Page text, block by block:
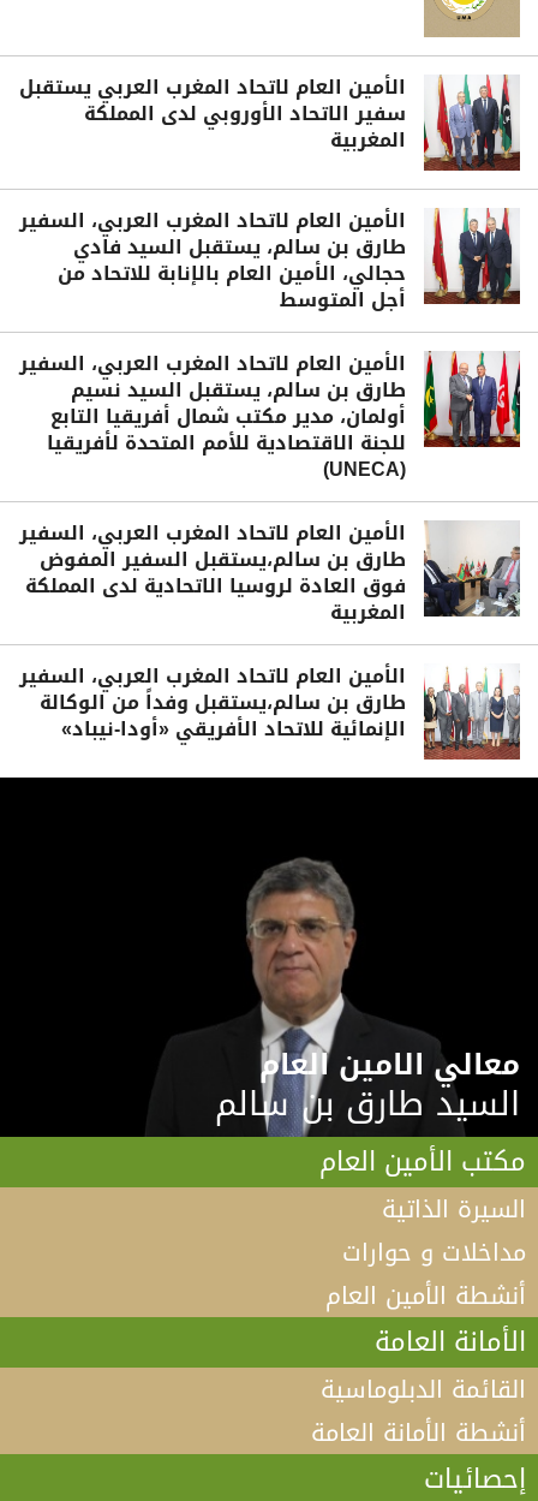
الأمين العام لاتحاد المغرب العربي يستقبل
سفير الاتحاد الأوروبي لدى المملكة
المغربية
الأمين العام لاتحاد المغرب العربي، السفير
طارق بن سالم، يستقبل السيد فادي
حجالي، الأمين العام بالإنابة للاتحاد من
أجل المتوسط
الأمين العام لاتحاد المغرب العربي، السفير
طارق بن سالم، يستقبل السيد نسيم
أولمان، مدير مكتب شمال أفريقيا التابع
للجنة الاقتصادية للأمم المتحدة لأفريقيا
(UNECA)
الأمين العام لاتحاد المغرب العربي، السفير
طارق بن سالم،يستقبل السفير المفوض
فوق العادة لروسيا الاتحادية لدى المملكة
المغربية
الأمين العام لاتحاد المغرب العربي، السفير
طارق بن سالم،يستقبل وفداً من الوكالة
الإنمائية للاتحاد الأفريقي «أودا-نيباد»
معالي الامين العام
السيد طارق بن سالم
مكتب الأمين العام
السيرة الذاتية
مداخلات و حوارات
أنشطة الأمين العام
الأمانة العامة
القائمة الدبلوماسية
أنشطة الأمانة العامة
إحصائيات